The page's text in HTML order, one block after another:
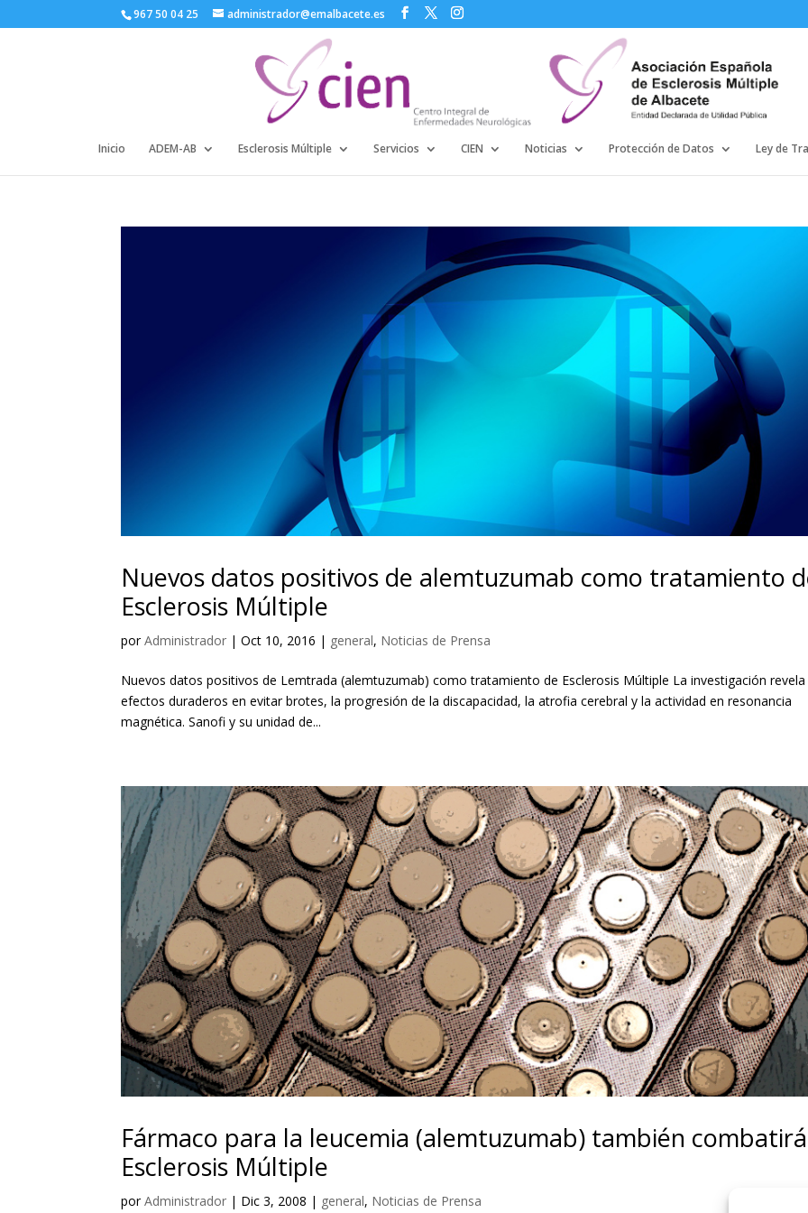
967 50 04 25 administrador@emalbacete.es
Inicio ADEM-AB Esclerosis Múltiple Servicios CIEN Noticias Protección de Datos Ley de
Nuevos datos positivos de alemtuzumab como tratamiento
Esclerosis Múltiple
porAdministrador |Oct 10, 2016 | general, Noticias de Prensa
Nuevos datos positivos de Lemtrada (alemtuzumab) como tratamiento de Esclerosis Múltiple La investigación revela
efectos duraderos en evitar brotes, la progresión de la discapacidad, la atrofia cerebral y la actividad en resonancia
magnética. Sanofi y su unidad de...
Fármaco para la leucemia (alemtuzumab) también
Esclerosis Múltiple
porAdministrador | Dic 3, 2008 | general, Noticias de Prensa